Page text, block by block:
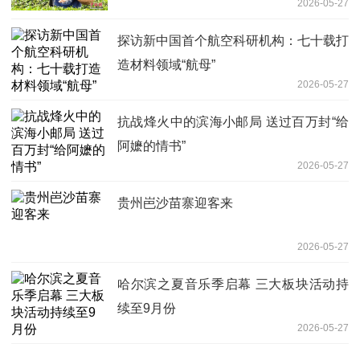
2026-05-27
探访新中国首个航空科研机构：七十载打
造材料领域“航母”
2026-05-27
抗战烽火中的滨海小邮局 送过百万封“给
阿嬷的情书”
2026-05-27
贵州岜沙苗寨迎客来
2026-05-27
哈尔滨之夏音乐季启幕 三大板块活动持
续至9月份
2026-05-27